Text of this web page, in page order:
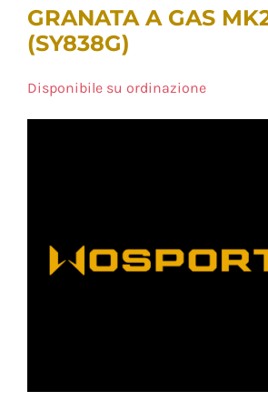
GRANATA A GAS
(SY838G)
Disponibile su ordinazione